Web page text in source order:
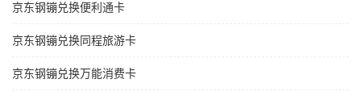
京东钢镚兑换便利通卡
京东钢镚兑换同程旅游卡
京东钢镚兑换万能消费卡